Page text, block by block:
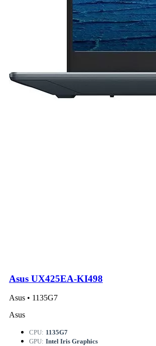
Asus UX425EA-KI498
Asus • 1135G7
Asus
CPU: 1135G7
GPU: Intel Iris Graphics